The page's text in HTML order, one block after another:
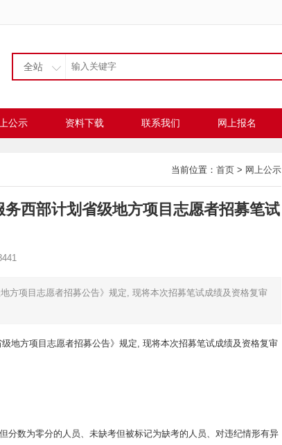
全站
公示 资料下载 联系我们 网上报名
当前位置： 首页 > 网上公示
西部计划省级地方项目志愿者招募笔试
方项目志愿者招募公告》规定, 现将本次招募笔试成绩及资格复审
地方项目志愿者招募公告》规定, 现将本次招募笔试成绩及资格复审
分数为零分的人员、未缺考但被标记为缺考的人员、对违纪情形有异